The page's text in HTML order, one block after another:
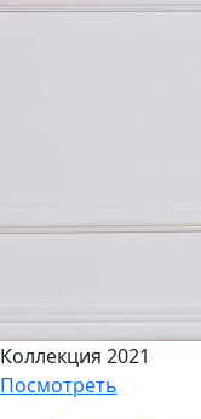
Коллекция 2021
Посмотреть